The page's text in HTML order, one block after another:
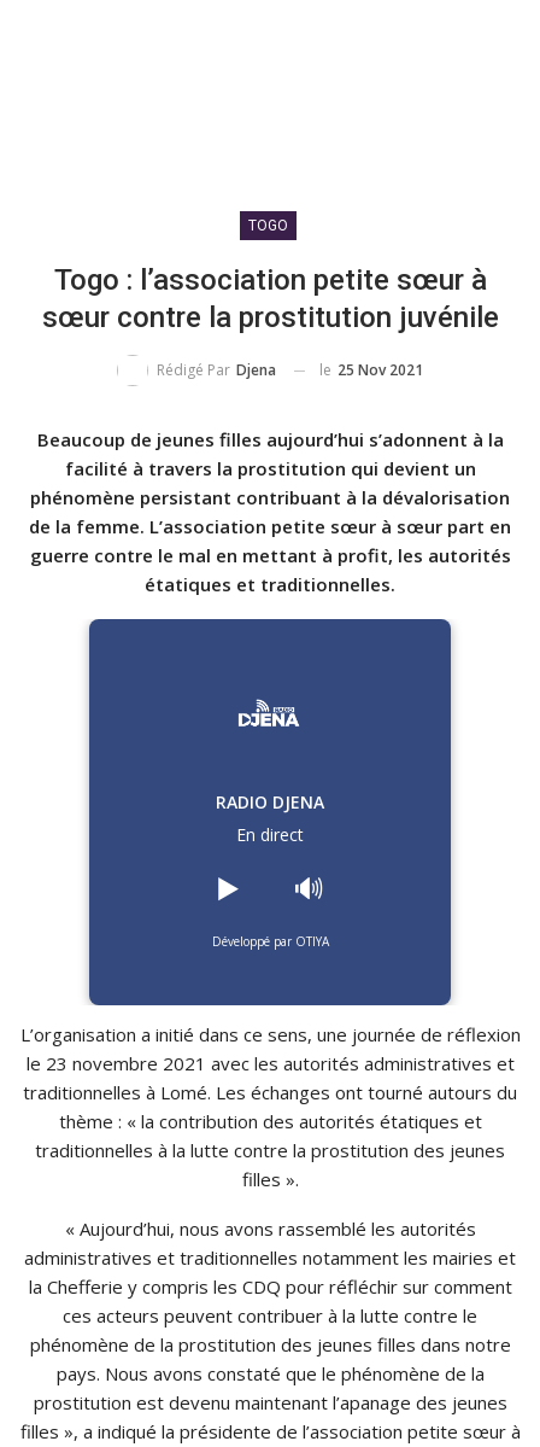
TOGO
Togo : l’association petite sœur à
sœur contre la prostitution juvénile
Rédigé Par Djena le 25 Nov 2021
Beaucoup de jeunes filles aujourd’hui s’adonnent à la
facilité à travers la prostitution qui devient un
phénomène persistant contribuant à la dévalorisation
de la femme. L’association petite sœur à sœur part en
guerre contre le mal en mettant à profit, les autorités
étatiques et traditionnelles.
RADIO DJENA
En direct
▶️ 🔊
Développé par OTIYA
L’organisation a initié dans ce sens, une journée de réflexion
le 23 novembre 2021 avec les autorités administratives et
traditionnelles à Lomé. Les échanges ont tourné autours du
thème : « la contribution des autorités étatiques et
traditionnelles à la lutte contre la prostitution des jeunes
filles ».
« Aujourd’hui, nous avons rassemblé les autorités
administratives et traditionnelles notamment les mairies et
la Chefferie y compris les CDQ pour réfléchir sur comment
ces acteurs peuvent contribuer à la lutte contre le
phénomène de la prostitution des jeunes filles dans notre
pays. Nous avons constaté que le phénomène de la
prostitution est devenu maintenant l’apanage des jeunes
filles », a indiqué la présidente de l’association petite sœur à